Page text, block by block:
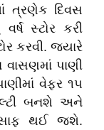
ત્રણેક દિવસ
સ્ટોર કરી
કરવી. જ્યારે
પાણી
વેફર ૧૫
બનશે અને
થઈ જશે.